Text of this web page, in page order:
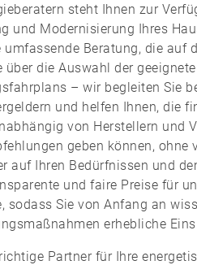
steht Ihnen zur
und Modernisierung Ihres
umfassende Beratung, die
über die Auswahl der
– wir begleiten Sie
und helfen Ihnen, die
von Herstellern und
geben können,
auf Ihren Bedürfnissen und
und faire Preise für
sodass Sie von Anfang an
erhebliche
Partner für Ihre